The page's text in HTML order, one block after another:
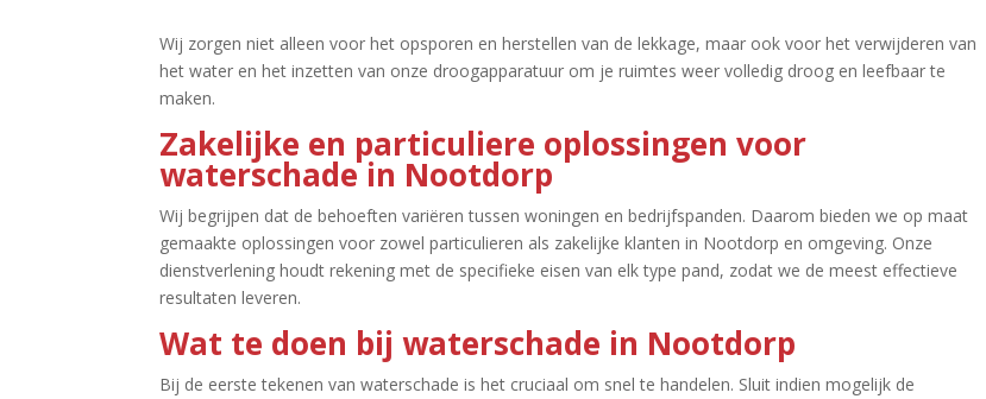
Wij zorgen niet alleen voor het opsporen en herstellen van de lekkage, maar ook voor het verwijderen van
het water en het inzetten van onze droogapparatuur om je ruimtes weer volledig droog en leefbaar te
maken.​
Zakelijke en particuliere oplossingen voor
waterschade in Nootdorp
Wij begrijpen dat de behoeften variëren tussen woningen en bedrijfspanden.​ Daarom bieden we op maat
gemaakte oplossingen voor zowel particulieren als zakelijke klanten in Nootdorp en omgeving.​ Onze
dienstverlening houdt rekening met de specifieke eisen van elk type pand, zodat we de meest effectieve
resultaten leveren.​
Wat te doen bij waterschade in Nootdorp
Bij de eerste tekenen van waterschade is het cruciaal om snel te handelen.​ Sluit indien mogelijk de